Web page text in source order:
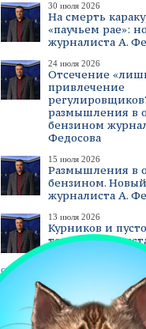
30 июля 2026
На смерть
«паучьем рае»:
журналиста А.
24 июля 2026
Отсечение
привлечение
размышления в
бензином
Федосова
15 июля 2026
Размышления в
бензином.
журналиста А.
13 июля 2026
Курников и
текст
Федосова
смотреть все